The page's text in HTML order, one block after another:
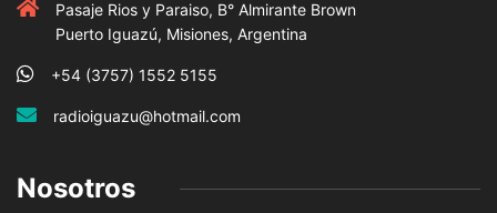
Pasaje Rios y Paraiso, B° Almirante Brown
Puerto Iguazú, Misiones, Argentina
+54 (3757) 1552 5155
radioiguazu@hotmail.com
Nosotros